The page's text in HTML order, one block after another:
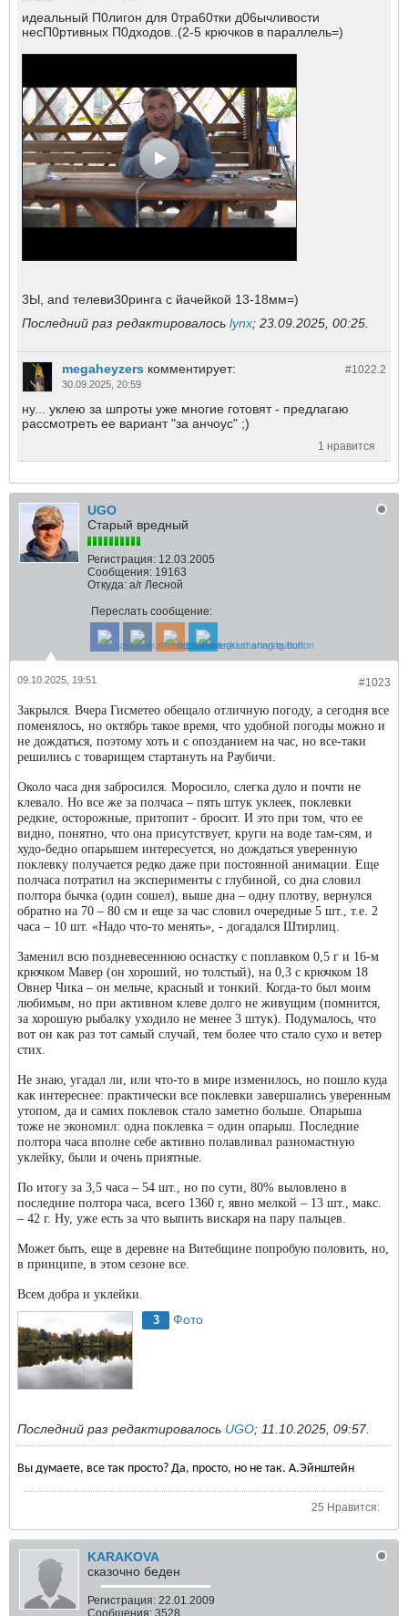
идеальный П0лигон для 0тра60тки д06ычливости
несП0ртивных П0дходов..(2-5 крючков в параллель=)
3Ы, and телеви30ринга c йачейкой 13-18мм=)
Последний раз редактировалось lynx; 23.09.2025, 00:25.
#1022.2
megaheyzers комментирует:
30.09.2025, 20:59
ну... уклею за шпроты уже многие готовят - предлагаю
рассмотреть ее вариант "за анчоус" ;)
1 нравится
UGO
Старый вредный
Регистрация: 12.03.2005
Сообщения: 19163
Откуда: а/г Лесной
Переслать сообщение:
#1023
09.10.2025, 19:51
Закрылся. Вчера Гисметео обещало отличную погоду, а сегодня все
поменялось, но октябрь такое время, что удобной погоды можно и
не дождаться, поэтому хоть и с опозданием на час, но все-таки
решились с товарищем стартануть на Раубичи.
Около часа дня забросился. Моросило, слегка дуло и почти не
клевало. Но все же за полчаса – пять штук уклеек, поклевки
редкие, осторожные, притопит - бросит. И это при том, что ее
видно, понятно, что она присутствует, круги на воде там-сям, и
худо-бедно опарышем интересуется, но дождаться уверенную
поклевку получается редко даже при постоянной анимации. Еще
полчаса потратил на эксперименты с глубиной, со дна словил
полтора бычка (один сошел), выше дна – одну плотву, вернулся
обратно на 70 – 80 см и еще за час словил очередные 5 шт., т.е. 2
часа – 10 шт. «Надо что-то менять», - догадался Штирлиц.
Заменил всю поздневесеннюю оснастку с поплавком 0,5 г и 16-м
крючком Мавер (он хороший, но толстый), на 0,3 с крючком 18
Овнер Чика – он мельче, красный и тонкий. Когда-то был моим
любимым, но при активном клеве долго не живущим (помнится,
за хорошую рыбалку уходило не менее 3 штук). Подумалось, что
вот он как раз тот самый случай, тем более что стало сухо и ветер
стих.
Не знаю, угадал ли, или что-то в мире изменилось, но пошло куда
как интереснее: практически все поклевки завершались уверенным
утопом, да и самих поклевок стало заметно больше. Опарыша
тоже не экономил: одна поклевка = один опарыш. Последние
полтора часа вполне себе активно полавливал разномастную
уклейку, были и очень приятные.
По итогу за 3,5 часа – 54 шт., но по сути, 80% выловлено в
последние полтора часа, всего 1360 г, явно мелкой – 13 шт., макс.
– 42 г. Ну, уже есть за что выпить вискаря на пару пальцев.
Может быть, еще в деревне на Витебщине попробую половить, но,
в принципе, в этом сезоне все.
Всем добра и уклейки.
3
Фото
Последний раз редактировалось UGO; 11.10.2025, 09:57.
Вы думаете, все так просто? Да, просто, но не так. А.Эйнштейн
25 Нравится:
KARAKOVA
сказочно беден
Регистрация: 22.01.2009
Сообщения: 3528